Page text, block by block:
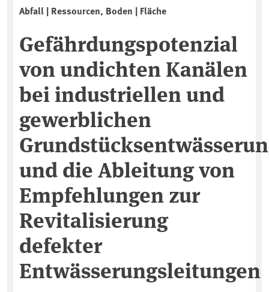
Abfall | Ressourcen, Boden | Fläche
Gefährdungspotenzial
von undichten Kanälen
bei industriellen und
gewerblichen
und die Ableitung von
Empfehlungen zur
Revitalisierung
defekter
Entwässerungsleitungen